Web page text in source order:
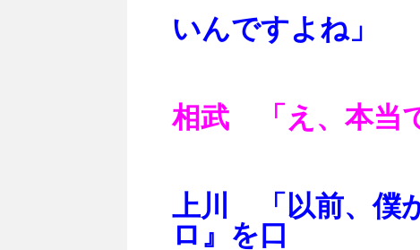
いんですよね」
相武 「え、本当
上川 「以前、僕
ロ』を口